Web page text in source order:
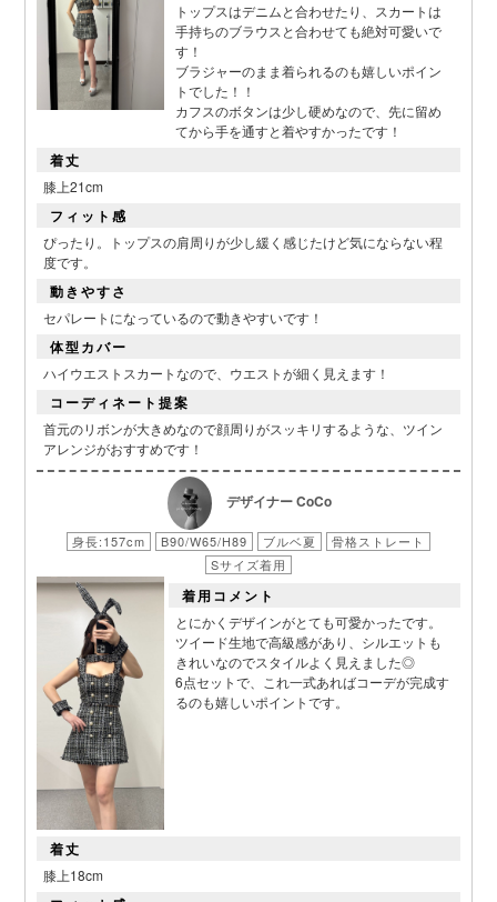
トップスはデニムと合わせたり、スカートは
手持ちのブラウスと合わせても絶対可愛いで
す！
ブラジャーのまま着られるのも嬉しいポイン
トでした！！
カフスのボタンは少し硬めなので、先に留め
てから手を通すと着やすかったです！
着丈
膝上21cm
フィット感
ぴったり。トップスの肩周りが少し緩く感じたけど気にならない程
度です。
動きやすさ
セパレートになっているので動きやすいです！
体型カバー
ハイウエストスカートなので、ウエストが細く見えます！
コーディネート提案
首元のリボンが大きめなので顔周りがスッキリするような、ツイン
アレンジがおすすめです！
デザイナー CoCo
身長:157cm B90/W65/H89 ブルベ夏
骨格ストレート
Sサイズ着用
着用コメント
とにかくデザインがとても可愛かったです。
ツイード生地で高級感があり、シルエットも
きれいなのでスタイルよく見えました◎
6点セットで、これ一式あればコーデが完成す
るのも嬉しいポイントです。
着丈
膝上18cm